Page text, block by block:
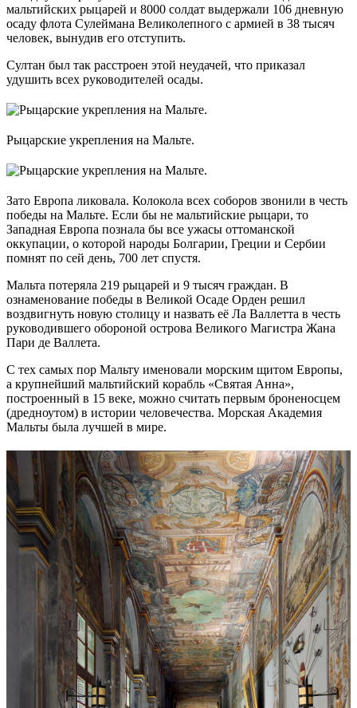
мальтийских рыцарей и 8000 солдат выдержали 106 дневную
осаду флота Сулеймана Великолепного с армией в 38 тысяч
человек, вынудив его отступить.
Султан был так расстроен этой неудачей, что приказал
удушить всех руководителей осады.
Рыцарские укрепления на Мальте.
Зато Европа ликовала. Колокола всех соборов звонили в честь
победы на Мальте. Если бы не мальтийские рыцари, то
Западная Европа познала бы все ужасы оттоманской
оккупации, о которой народы Болгарии, Греции и Сербии
помнят по сей день, 700 лет спустя.
Мальта потеряла 219 рыцарей и 9 тысяч граждан. В
ознаменование победы в Великой Осаде Орден решил
воздвигнуть новую столицу и назвать её Ла Валлетта в честь
руководившего обороной острова Великого Магистра Жана
Пари де Валлета.
С тех самых пор Мальту именовали морским щитом Европы,
а крупнейший мальтийский корабль «Святая Анна»,
построенный в 15 веке, можно считать первым броненосцем
(дредноутом) в истории человечества. Морская Академия
Мальты была лучшей в мире.